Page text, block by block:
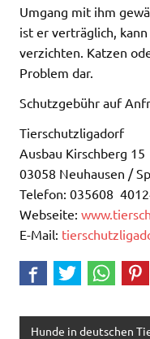
Umgang mit ihm
ist er verträglich,
verzichten. Katzen
Problem dar.
Schutzgebühr auf
Tierschutzligadorf
Ausbau Kirschberg 15
03058 Neuhausen /
Telefon: 035608
Webseite:
E-Mail:
Hunde in deutschen